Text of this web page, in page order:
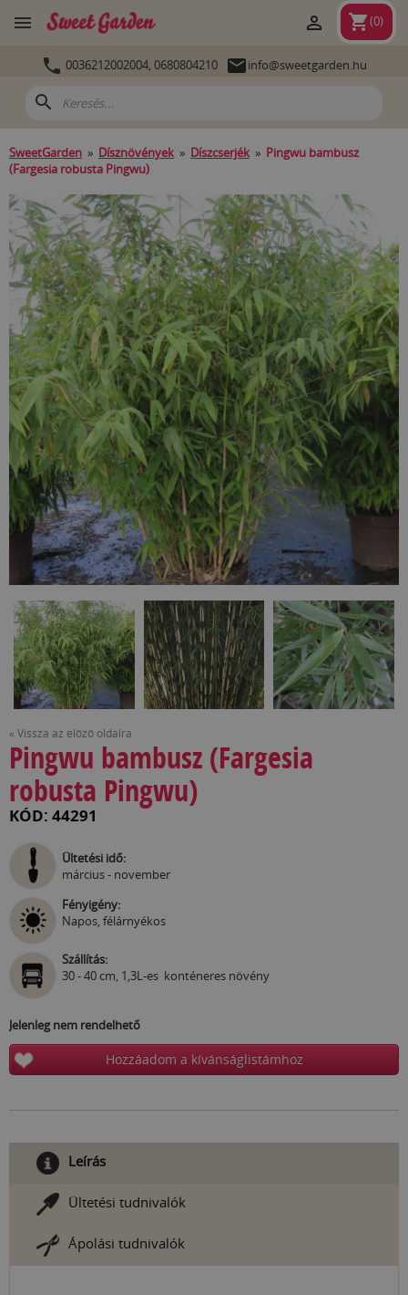
 shopping_cart(0)

 0036212002004, 0680804210 info@sweetgarden.hu
search
SweetGarden » Dísznövények » Díszcserjék » Pingwu bambusz
(Fargesia robusta Pingwu)
« Vissza az előző oldalra
Pingwu bambusz (Fargesia
robusta Pingwu)
KÓD: 44291
Ültetési idő:
március - november
Fényigény:
Napos, félárnyékos
Szállítás:
30 - 40 cm, 1,3L-es konténeres növény
Jelenleg nem rendelhető
Hozzáadom a kívánságlistámhoz
Leírás
Ültetési tudnivalók
Ápolási tudnivalók